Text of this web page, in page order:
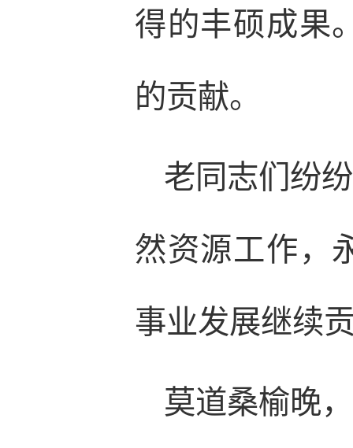
得的丰硕成果
的贡献。
老同志们纷
然资源工作，
事业发展继续
莫道桑榆晚